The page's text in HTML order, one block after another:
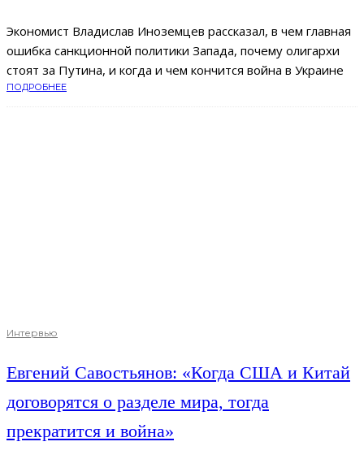
Экономист Владислав Иноземцев рассказал, в чем главная
ошибка санкционной политики Запада, почему олигархи
стоят за Путина, и когда и чем кончится война в Украине
ПОДРОБНЕЕ
Интервью
Евгений Савостьянов: «Когда США и Китай
договорятся о разделе мира, тогда
прекратится и война»